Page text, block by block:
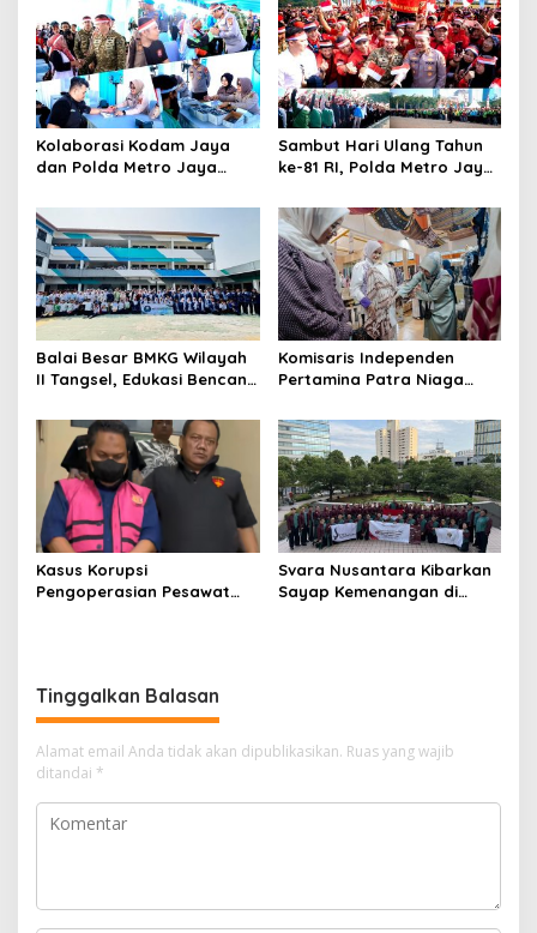
Kolaborasi Kodam Jaya
dan Polda Metro Jaya
Sambut Hari Ulang Tahun
ke-81 RI, Polda Metro Jaya
Balai Besar BMKG Wilayah
II Tangsel, Edukasi Bencana
kepada pelajar UPTD SMPN
23
Komisaris Independen
Pertamina Patra Niaga
Mitra Binaan dengan
Sentuhan Kemanusiaan dan
Keberlanjutan
Kasus Korupsi
Pengoperasian Pesawat
Svara Nusantara Kibarkan
Sayap Kemenangan di
Tinggalkan Balasan
Alamat email Anda tidak akan dipublikasikan. Ruas yang wajib
ditandai *